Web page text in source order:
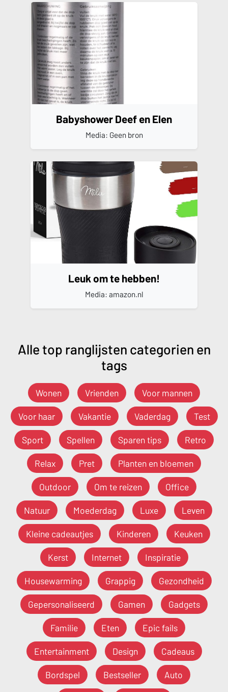
Babyshower Deef en Elen
Media: Geen bron
Leuk om te hebben!
Media: amazon.nl
Alle top ranglijsten categorien en
tags
Wonen Vrienden Voor mannen
Voor haar Vakantie Vaderdag Test
Sport Spellen Sparen tips Retro
Relax Pret Planten en bloemen
Outdoor Om te reizen Office
Natuur Moederdag Luxe Leven
Kleine cadeautjes Kinderen Keuken
Kerst Internet Inspiratie
Housewarming Grappig Gezondheid
Gepersonaliseerd Gamen Gadgets
Familie Eten Epic fails
Entertainment Design Cadeaus
Bordspel Bestseller Auto